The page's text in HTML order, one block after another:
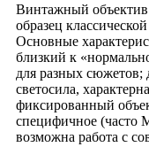
Винтажный
образец
Основные
близкий к
для разных
светосила,
фиксированный
специфичное (часто
возможна работа с